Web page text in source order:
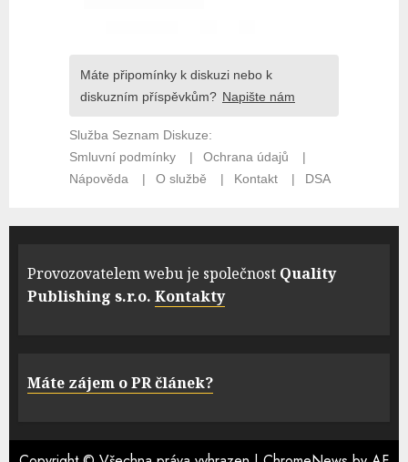
Provozovatelem webu je společnost Quality
Publishing s.r.o. Kontakty
Máte zájem o PR článek?